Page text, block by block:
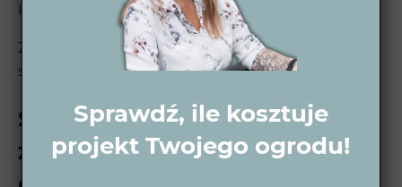
łatwy w utrzymaniu.
Zobacz nasze realizacje ogrodów, aby przekonać
się, jak zmieniamy przestrzeń naszych klientów.
Skontaktuj się z nami i
zaprojektuj swój wymarzony
Sprawdź, ile kosztuje
projekt Twojego ogrodu!